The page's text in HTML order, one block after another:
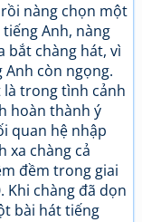
nàng chọn một
Anh, nàng
bắt chàng hát, vì
còn ngọng.
là trong tình cảnh
hoàn thành ý
quan hệ nhập
xa chàng cả
đềm trong giai
Khi chàng đã dọn
bài hát tiếng